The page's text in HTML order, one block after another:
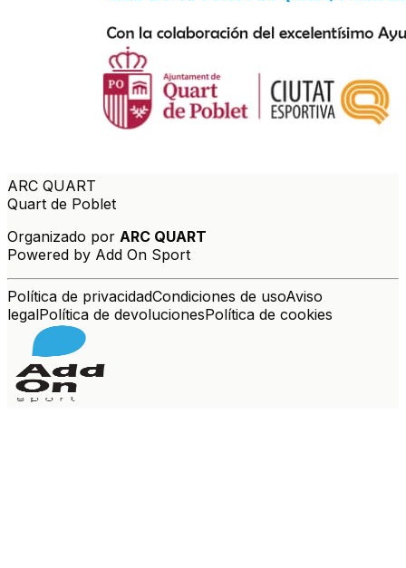
ARC QUART
Quart de Poblet
Organizado por ARC QUART
Powered by Add On Sport
Política de privacidadCondiciones de usoAviso
legalPolítica de devolucionesPolítica de cookies